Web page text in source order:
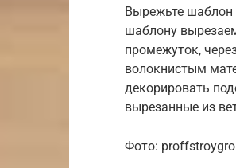
Вырежьте шаблон
шаблону
промежуток,
волокнистым
декорировать
вырезанные из
Фото: